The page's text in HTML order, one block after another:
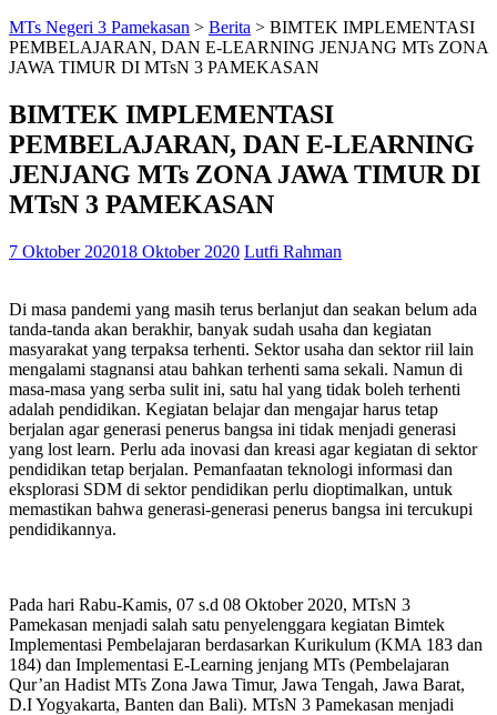
MTs Negeri 3 Pamekasan > Berita > BIMTEK IMPLEMENTASI
PEMBELAJARAN, DAN E-LEARNING JENJANG MTs ZONA
JAWA TIMUR DI MTsN 3 PAMEKASAN
BIMTEK IMPLEMENTASI
PEMBELAJARAN, DAN E-LEARNING
JENJANG MTs ZONA JAWA TIMUR DI
MTsN 3 PAMEKASAN
7 Oktober 202018 Oktober 2020 Lutfi Rahman
Di masa pandemi yang masih terus berlanjut dan seakan belum ada
tanda-tanda akan berakhir, banyak sudah usaha dan kegiatan
masyarakat yang terpaksa terhenti. Sektor usaha dan sektor riil lain
mengalami stagnansi atau bahkan terhenti sama sekali. Namun di
masa-masa yang serba sulit ini, satu hal yang tidak boleh terhenti
adalah pendidikan. Kegiatan belajar dan mengajar harus tetap
berjalan agar generasi penerus bangsa ini tidak menjadi generasi
yang lost learn. Perlu ada inovasi dan kreasi agar kegiatan di sektor
pendidikan tetap berjalan. Pemanfaatan teknologi informasi dan
eksplorasi SDM di sektor pendidikan perlu dioptimalkan, untuk
memastikan bahwa generasi-generasi penerus bangsa ini tercukupi
pendidikannya.
Pada hari Rabu-Kamis, 07 s.d 08 Oktober 2020, MTsN 3
Pamekasan menjadi salah satu penyelenggara kegiatan Bimtek
Implementasi Pembelajaran berdasarkan Kurikulum (KMA 183 dan
184) dan Implementasi E-Learning jenjang MTs (Pembelajaran
Qur’an Hadist MTs Zona Jawa Timur, Jawa Tengah, Jawa Barat,
D.I Yogyakarta, Banten dan Bali). MTsN 3 Pamekasan menjadi